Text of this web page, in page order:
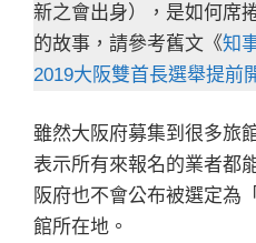
新之會出身），是如何席
的故事，請參考舊文《知
2019大阪雙首長選舉提前
雖然大阪府募集到很多旅
表示所有來報名的業者都
阪府也不會公布被選定為
館所在地。